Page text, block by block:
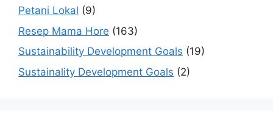
Petani Lokal (9)
Resep Mama Hore (163)
Sustainability Development Goals (19)
Sustainality Development Goals (2)